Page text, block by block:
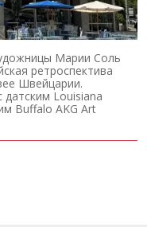
Марии Соль
ретроспектива
Швейцарии.
датским Louisiana
Buffalo AKG Art